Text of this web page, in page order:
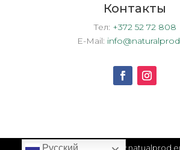
Контакты
Тел: +372 52 72 808
E-Mail:
2026